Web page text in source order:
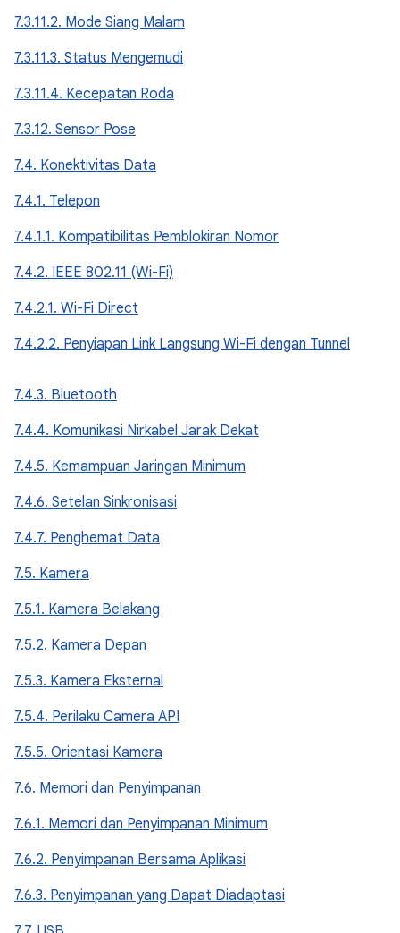
7.3.11.2. Mode Siang Malam
7.3.11.3. Status Mengemudi
7.3.11.4. Kecepatan Roda
7.3.12. Sensor Pose
7.4. Konektivitas Data
7.4.1. Telepon
7.4.1.1. Kompatibilitas Pemblokiran Nomor
7.4.2. IEEE 802.11 (Wi-Fi)
7.4.2.1. Wi-Fi Direct
7.4.2.2. Penyiapan Link Langsung Wi-Fi dengan Tunnel
7.4.3. Bluetooth
7.4.4. Komunikasi Nirkabel Jarak Dekat
7.4.5. Kemampuan Jaringan Minimum
7.4.6. Setelan Sinkronisasi
7.4.7. Penghemat Data
7.5. Kamera
7.5.1. Kamera Belakang
7.5.2. Kamera Depan
7.5.3. Kamera Eksternal
7.5.4. Perilaku Camera API
7.5.5. Orientasi Kamera
7.6. Memori dan Penyimpanan
7.6.1. Memori dan Penyimpanan Minimum
7.6.2. Penyimpanan Bersama Aplikasi
7.6.3. Penyimpanan yang Dapat Diadaptasi